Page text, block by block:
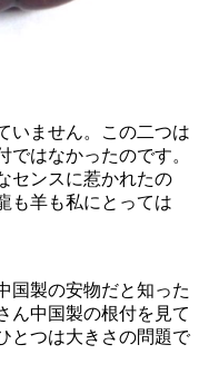
いません。この二つは
はなかったのです。
センスに惹かれたの
も羊も私にとっては
国製の安物だと知った
ん中国製の根付を見て
とつは大きさの問題で